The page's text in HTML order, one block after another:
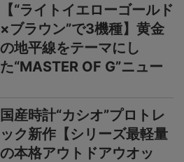
【“ライトイエローゴールド
×ブラウン”で3機種】黄金
の地平線をテーマにし
た“MASTER OF G”ニュー
国産時計“カシオ”プロトレ
ック新作【シリーズ最軽量
の本格アウトドアウオッ